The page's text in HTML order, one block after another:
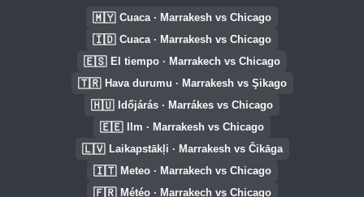
🇲🇾 Cuaca · Marrakesh vs Chicago
🇮🇩 Cuaca · Marrakesh vs Chicago
🇪🇸 El tiempo · Marrakech vs Chicago
🇹🇷 Hava durumu · Marrakesh vs Şikago
🇭🇺 Időjárás · Marrákes vs Chicago
🇪🇪 Ilm · Marrakesh vs Chicago
🇱🇻 Laikapstākļi · Marrakesh vs Čikāga
🇮🇹 Meteo · Marrakech vs Chicago
🇫🇷 Météo · Marrakech vs Chicago